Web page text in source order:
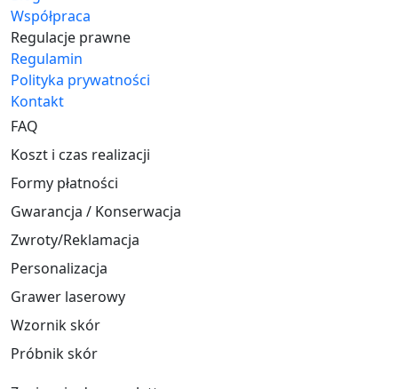
Współpraca
Regulacje prawne
Regulamin
Polityka prywatności
Kontakt
FAQ
Koszt i czas realizacji
Formy płatności
Gwarancja / Konserwacja
Zwroty/Reklamacja
Personalizacja
Grawer laserowy
Wzornik skór
Próbnik skór